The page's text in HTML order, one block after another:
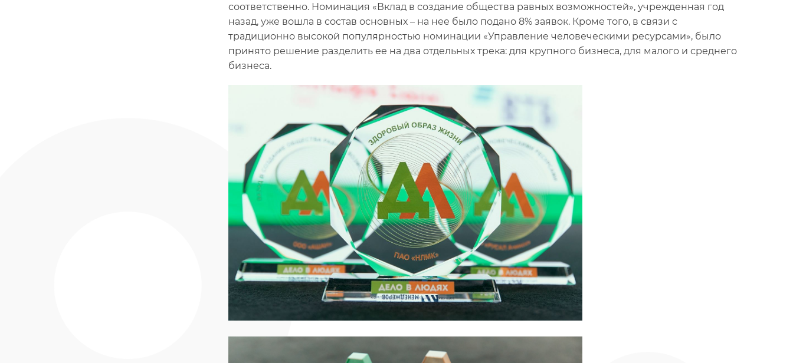
соответственно. Номинация «Вклад в создание общества равных возможностей», учрежденная год
назад, уже вошла в состав основных – на нее было подано 8% заявок. Кроме того, в связи с
традиционно высокой популярностью номинации «Управление человеческими ресурсами», было
принято решение разделить ее на два отдельных трека: для крупного бизнеса, для малого и среднего
бизнеса.